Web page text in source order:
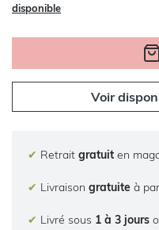
disponible
Voir
✔ Retrait gratuit en
✔ Livraison gratuite à
✔ Livré sous 1 à 3 jours